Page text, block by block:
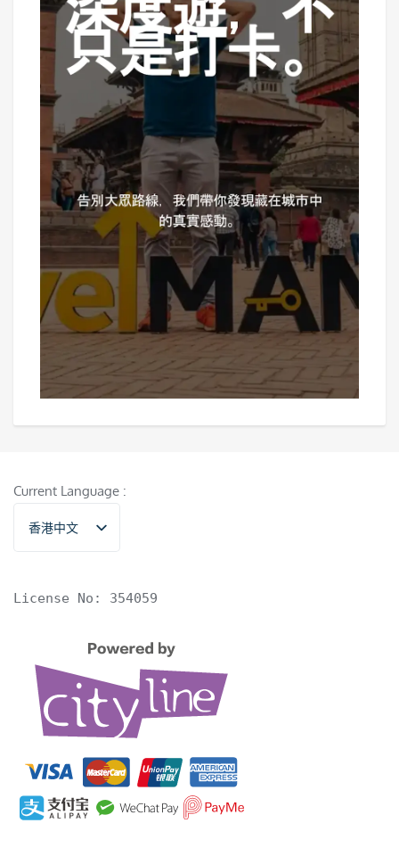
Current Language :
香港中文
English
License No: 354059